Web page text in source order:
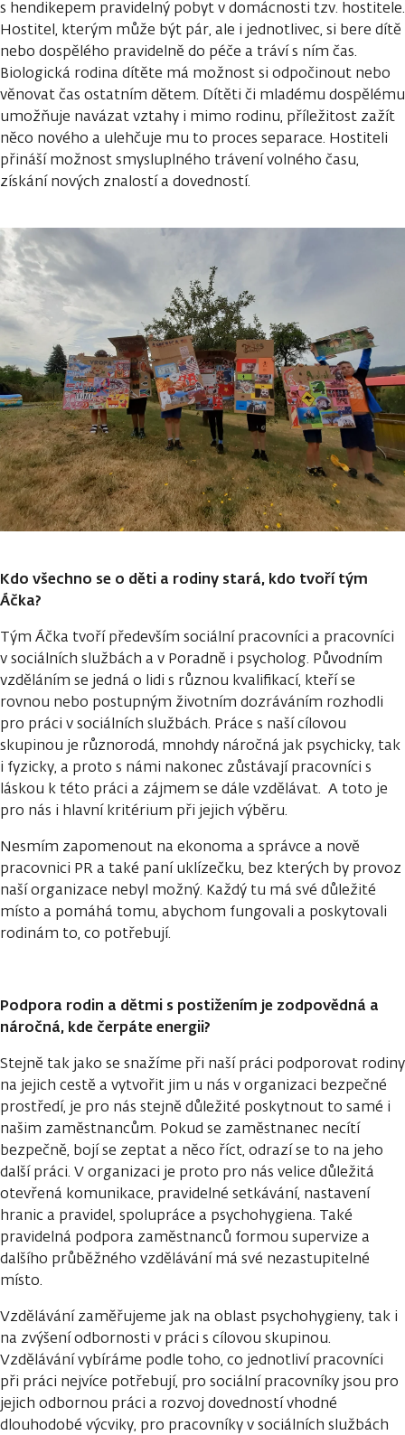
s hendikepem pravidelný pobyt v domácnosti tzv. hostitele.
Hostitel, kterým může být pár, ale i jednotlivec, si bere dítě
nebo dospělého pravidelně do péče a tráví s ním čas.
Biologická rodina dítěte má možnost si odpočinout nebo
věnovat čas ostatním dětem. Dítěti či mladému dospělému
umožňuje navázat vztahy i mimo rodinu, příležitost zažít
něco nového a ulehčuje mu to proces separace. Hostiteli
přináší možnost smysluplného trávení volného času,
získání nových znalostí a dovedností.
Kdo všechno se o děti a rodiny stará, kdo tvoří tým
Áčka?
Tým Áčka tvoří především sociální pracovníci a pracovníci
v sociálních službách a v Poradně i psycholog. Původním
vzděláním se jedná o lidi s různou kvalifikací, kteří se
rovnou nebo postupným životním dozráváním rozhodli
pro práci v sociálních službách. Práce s naší cílovou
skupinou je různorodá, mnohdy náročná jak psychicky, tak
i fyzicky, a proto s námi nakonec zůstávají pracovníci s
láskou k této práci a zájmem se dále vzdělávat. A toto je
pro nás i hlavní kritérium při jejich výběru.
Nesmím zapomenout na ekonoma a správce a nově
pracovnici PR a také paní uklízečku, bez kterých by provoz
naší organizace nebyl možný. Každý tu má své důležité
místo a pomáhá tomu, abychom fungovali a poskytovali
rodinám to, co potřebují.
Podpora rodin a dětmi s postižením je zodpovědná a
náročná, kde čerpáte energii?
Stejně tak jako se snažíme při naší práci podporovat rodiny
na jejich cestě a vytvořit jim u nás v organizaci bezpečné
prostředí, je pro nás stejně důležité poskytnout to samé i
našim zaměstnancům. Pokud se zaměstnanec necítí
bezpečně, bojí se zeptat a něco říct, odrazí se to na jeho
další práci. V organizaci je proto pro nás velice důležitá
otevřená komunikace, pravidelné setkávání, nastavení
hranic a pravidel, spolupráce a psychohygiena. Také
pravidelná podpora zaměstnanců formou supervize a
dalšího průběžného vzdělávání má své nezastupitelné
místo.
Vzdělávání zaměřujeme jak na oblast psychohygieny, tak i
na zvýšení odbornosti v práci s cílovou skupinou.
Vzdělávání vybíráme podle toho, co jednotliví pracovníci
při práci nejvíce potřebují, pro sociální pracovníky jsou pro
jejich odbornou práci a rozvoj dovedností vhodné
dlouhodobé výcviky, pro pracovníky v sociálních službách